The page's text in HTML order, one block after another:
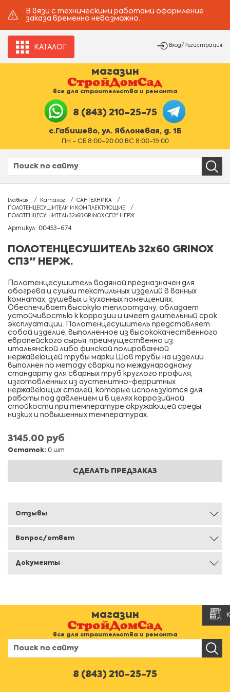
В вязи с техническими работами оформление
заказа временно невозможно.
КАТАЛОГ Вход/Регистрация
магазин
все для строительства и ремонта
8 (843) 210-25-75
с.Габишево, ул. Яблоневая, д. 1Б
ПН - СБ 8:00-20:00 ВС 8:00-19:00
Главная Каталог
САНТЕХНИКА
ПОЛОТЕНЦЕСУШИТЕЛИ И КОМПЛЕКТУЮЩИЕ
ПОЛОТЕНЦЕСУШИТЕЛЬ 32х60 GRINOX СП3" НЕРЖ.
Артикул: 00453-674
ПОЛОТЕНЦЕСУШИТЕЛЬ 32х60 GRINOX
СП3" НЕРЖ.
Полотенцесушитель водяной предназначен для
обогрева и сушки текстильных изделий в ванных
комнатах, душевых и кухонных помещениях.
Обеспечивает высокую теплоотдачу, обладает
устойчивостью к коррозии и имеет длительный срок
эксплуатации. Полотенцесушитель представляет
собой изделие, выполненное из высококачественного
европейского сырья, преимущественно из
итальянской либо финской полированной
нержавеющей трубы марки Шов трубы на изделии
выполнен по методу сварки по международному
стандарту для сварных труб круглого профиля,
изготовленных из аустенитно-ферритных
нержавеющих сталей, которые используются для
работы под давлением и в целях коррозийной
стойкости при температуре окружающей среды
низких и повышенных температурах.
3145.00 руб
Остаток: 0 шт
СДЕЛАТЬ ПРЕДЗАКАЗ
Отзывы
Вопрос/ответ
Документы
магазин
все для строительства и ремонта
8 (843) 210-25-75